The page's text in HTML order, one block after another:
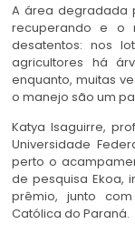
A área degradada
recuperando e o
desatentos: nos
agricultores há
enquanto, muitas
o manejo são um
Katya Isaguirre,
Universidade
perto o
de pesquisa Ekoa,
prêmio, junto
Católica do Paraná.